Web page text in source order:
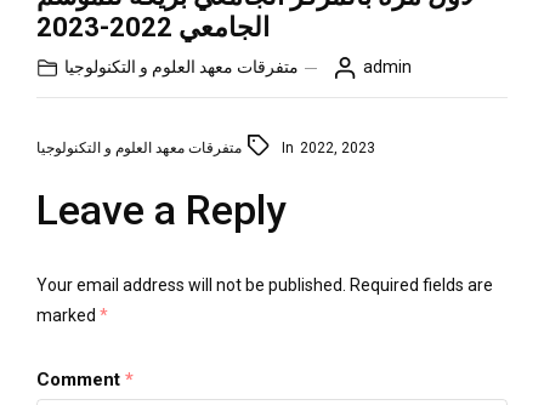
الجامعي 2022-2023
متفرقات معهد العلوم و التكنولوجيا admin
متفرقات معهد العلوم و التكنولوجيا In 2022, 2023
Leave a Reply
Your email address will not be published. Required fields are
marked *
Comment *